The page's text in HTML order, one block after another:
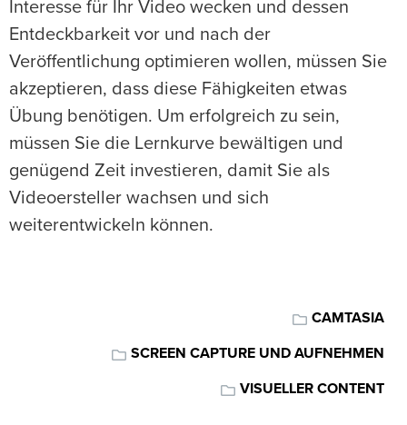
Interesse für Ihr Video wecken und dessen
Entdeckbarkeit vor und nach der
Veröffentlichung optimieren wollen, müssen Sie
akzeptieren, dass diese Fähigkeiten etwas
Übung benötigen. Um erfolgreich zu sein,
müssen Sie die Lernkurve bewältigen und
genügend Zeit investieren, damit Sie als
Videoersteller wachsen und sich
weiterentwickeln können.
CAMTASIA
SCREEN CAPTURE UND AUFNEHMEN
VISUELLER CONTENT